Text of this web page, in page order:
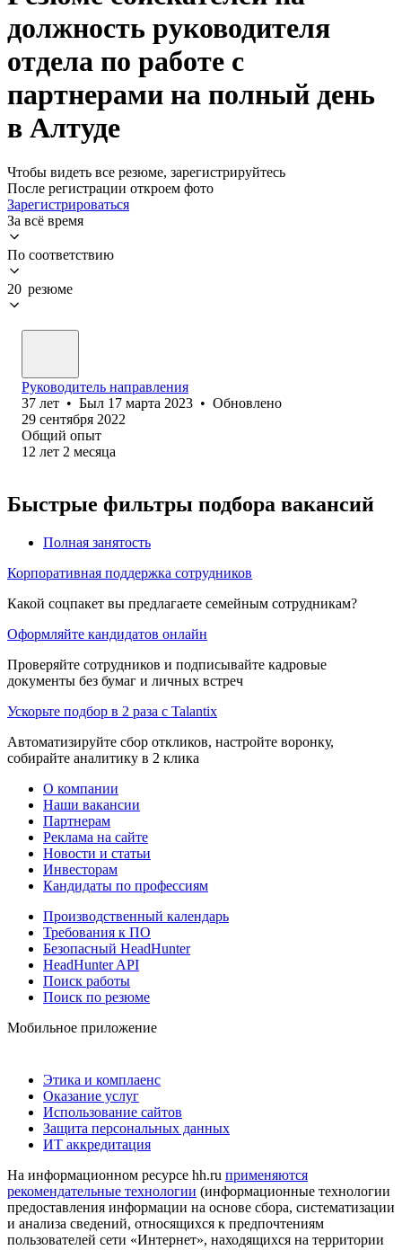
должность руководителя
отдела по работе с
партнерами на полный день
в Алтуде
Чтобы видеть все резюме, зарегистрируйтесь
После регистрации откроем фото
Зарегистрироваться
За всё время
По соответствию
20 резюме
Руководитель направления
37 лет • Был 17 марта 2023 • Обновлено
29 сентября 2022
Общий опыт
12 лет 2 месяца
Быстрые фильтры подбора вакансий
Полная занятость
Корпоративная поддержка сотрудников
Какой соцпакет вы предлагаете семейным сотрудникам?
Оформляйте кандидатов онлайн
Проверяйте сотрудников и подписывайте кадровые
документы без бумаг и личных встреч
Ускорьте подбор в 2 раза с Talantix
Автоматизируйте сбор откликов, настройте воронку,
собирайте аналитику в 2 клика
О компании
Наши вакансии
Партнерам
Реклама на сайте
Новости и статьи
Инвесторам
Кандидаты по профессиям
Производственный календарь
Требования к ПО
Безопасный HeadHunter
HeadHunter API
Поиск работы
Поиск по резюме
Мобильное приложение
Этика и комплаенс
Оказание услуг
Использование сайтов
Защита персональных данных
ИТ аккредитация
На информационном ресурсе hh.ru применяются
рекомендательные технологии (информационные технологии
предоставления информации на основе сбора, систематизации
и анализа сведений, относящихся к предпочтениям
пользователей сети «Интернет», находящихся на территории